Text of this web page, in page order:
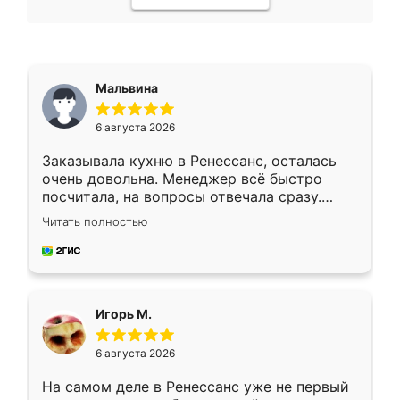
Мальвина
6 августа 2026
Заказывала кухню в Ренессанс, осталась
очень довольна. Менеджер всё быстро
посчитала, на вопросы отвечала сразу.
Замерщик приехал в субботу, подошёл к
делу со всей ответственностью. Собрали
за день, ребята работали аккуратно, даже
Читать полностью
Игорь М.
6 августа 2026
На самом деле в Ренессанс уже не первый